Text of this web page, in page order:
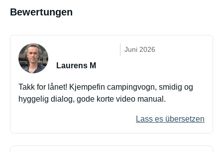
Bewertungen
Juni 2026
Laurens M
Takk for lånet! Kjempefin campingvogn, smidig og
hyggelig dialog, gode korte video manual.
Lass es übersetzen